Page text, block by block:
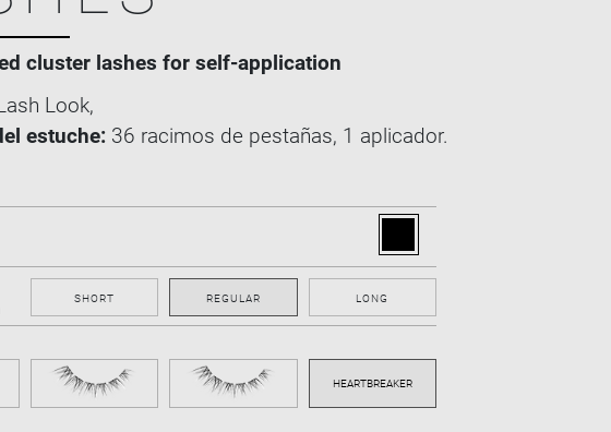
cluster lashes for self-application
Look,
estuche: 36 racimos de pestañas, 1 aplicador.
SHORT REGULAR LONG